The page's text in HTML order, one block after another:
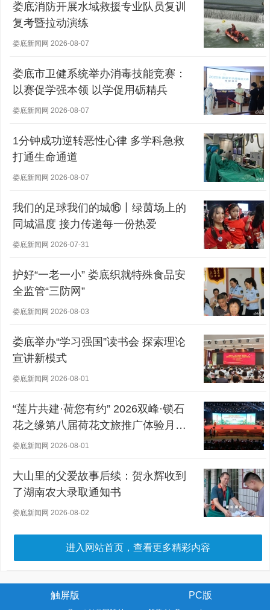
娄底消防开展水域救援专业队员复训
复考暨拉动演练
娄底新闻网 2026-08-07
娄底市卫健系统举办消毒技能竞赛：
以赛促学强本领 以学促用砺精兵
娄底新闻网 2026-08-07
1分钟成功逆转恶性心律 多学科急救
打通生命通道
娄底新闻网 2026-08-07
我们的足球我们的城⑯丨绿茵场上的
同城温度 接力传递每一份热爱
娄底新闻网 2026-07-31
护好“一老一小” 娄底织就特殊食品安
全监管“三防网”
娄底新闻网 2026-08-03
娄底举办“学习强国”读书会 探索理论
宣讲新模式
娄底新闻网 2026-08-01
“莲片共建·荷您有约” 2026双峰·锁石
花之缘第八届荷花文旅推广体验月盛
大开幕
娄底新闻网 2026-08-01
大山里的父爱故事后续：贺永辉收到
了湖南农大录取通知书
娄底新闻网 2026-08-02
进入网站首页，查看更多精彩内容
触屏版 PC版